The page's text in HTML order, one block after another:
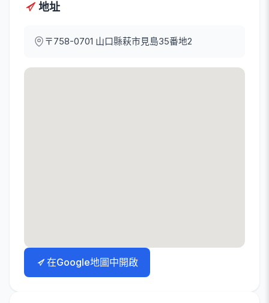
地址
〒758-0701 山口縣萩市見島35番地2
在Google地圖中開啟